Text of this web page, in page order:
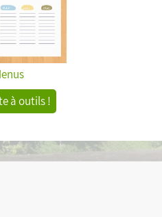
à outils !